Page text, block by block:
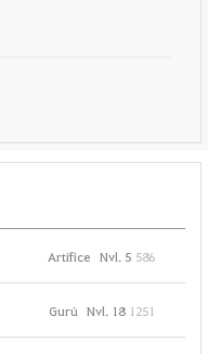
Artífice Nvl. 5 586
Gurú Nvl. 18 1251